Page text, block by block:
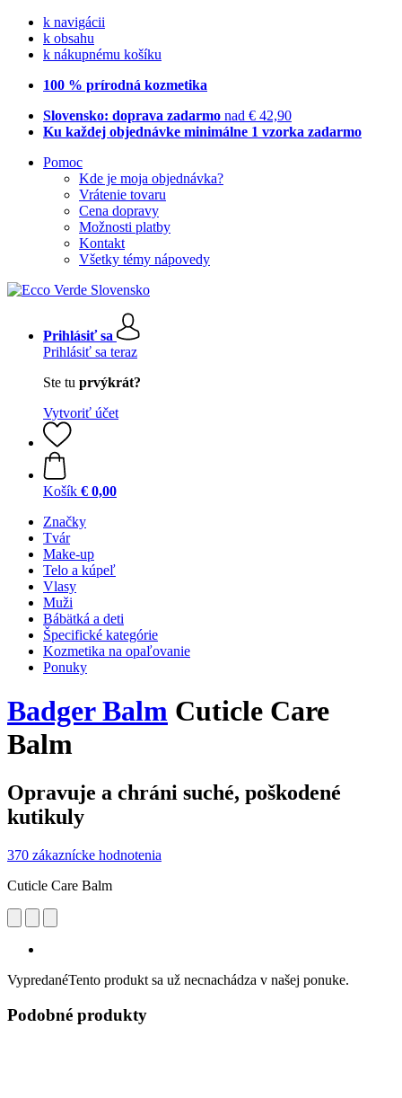
k navigácii
k obsahu
k nákupnému košíku
100 % prírodná kozmetika
Slovensko: doprava zadarmo nad € 42,90
Ku každej objednávke minimálne 1 vzorka zadarmo
Pomoc
Kde je moja objednávka?
Vrátenie tovaru
Cena dopravy
Možnosti platby
Kontakt
Všetky témy nápovedy
Prihlásiť sa
Prihlásiť sa teraz
Ste tu prvýkrát?
Vytvoriť účet
Košík € 0,00
Značky
Tvár
Make-up
Telo a kúpeľ
Vlasy
Muži
Bábätká a deti
Špecifické kategórie
Kozmetika na opaľovanie
Ponuky
Badger Balm Cuticle Care
Balm
Opravuje a chráni suché, poškodené
kutikuly
370 zákaznícke hodnotenia
Cuticle Care Balm
VypredanéTento produkt sa už necnachádza v našej ponuke.
Podobné produkty